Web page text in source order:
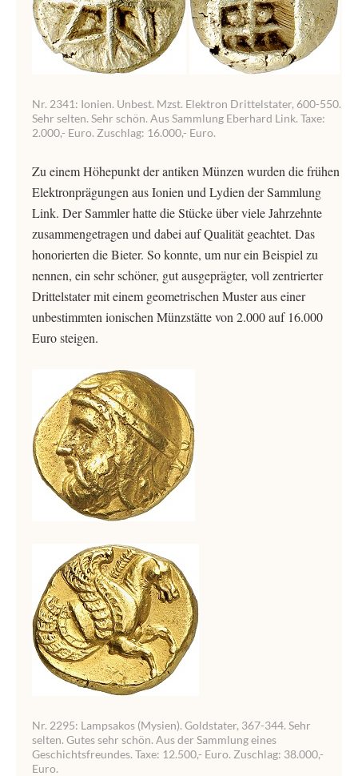
Nr. 2341: Ionien. Unbest. Mzst. Elektron Drittelstater, 600-550.
Sehr selten. Sehr schön. Aus Sammlung Eberhard Link. Taxe:
2.000,- Euro. Zuschlag: 16.000,- Euro.
Zu einem Höhepunkt der antiken Münzen wurden die frühen
Elektronprägungen aus Ionien und Lydien der Sammlung
Link. Der Sammler hatte die Stücke über viele Jahrzehnte
zusammengetragen und dabei auf Qualität geachtet. Das
honorierten die Bieter. So konnte, um nur ein Beispiel zu
nennen, ein sehr schöner, gut ausgeprägter, voll zentrierter
Drittelstater mit einem geometrischen Muster aus einer
unbestimmten ionischen Münzstätte von 2.000 auf 16.000
Euro steigen.
Nr. 2295: Lampsakos (Mysien). Goldstater, 367-344. Sehr
selten. Gutes sehr schön. Aus der Sammlung eines
Geschichtsfreundes. Taxe: 12.500,- Euro. Zuschlag: 38.000,-
Euro.